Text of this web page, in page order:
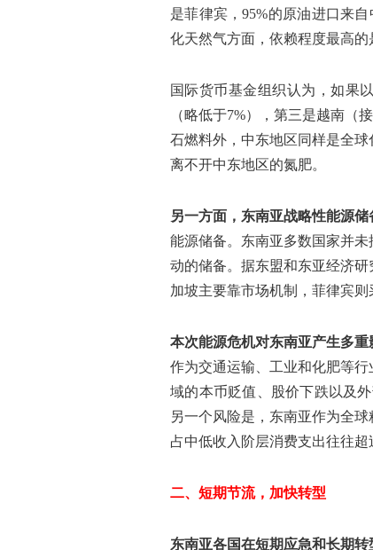
是菲律宾，95%的原油进口来
化天然气方面，依赖程度最高的
国际货币基金组织认为，如果
（略低于7%），第三是越南（
石燃料外，中东地区同样是全
离不开中东地区的氮肥。
另一方面，东南亚战略性能源储
能源储备。东南亚多数国家并
动的储备。据东盟和东亚经济
加坡主要靠市场机制，菲律宾则
本次能源危机对东南亚产生多重
作为交通运输、工业和化肥等
域的本币贬值、股价下跌以及
另一个风险是，东南亚作为全
占中低收入阶层消费支出往往超
二、短期节流，加快转型
东南亚各国在短期应急和长期转